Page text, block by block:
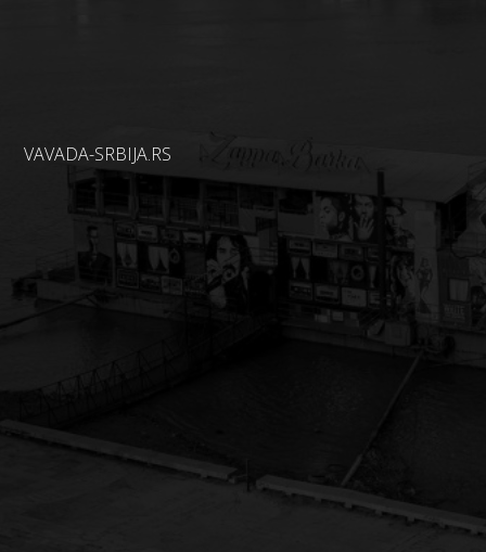
VAVADA-SRBIJA.RS